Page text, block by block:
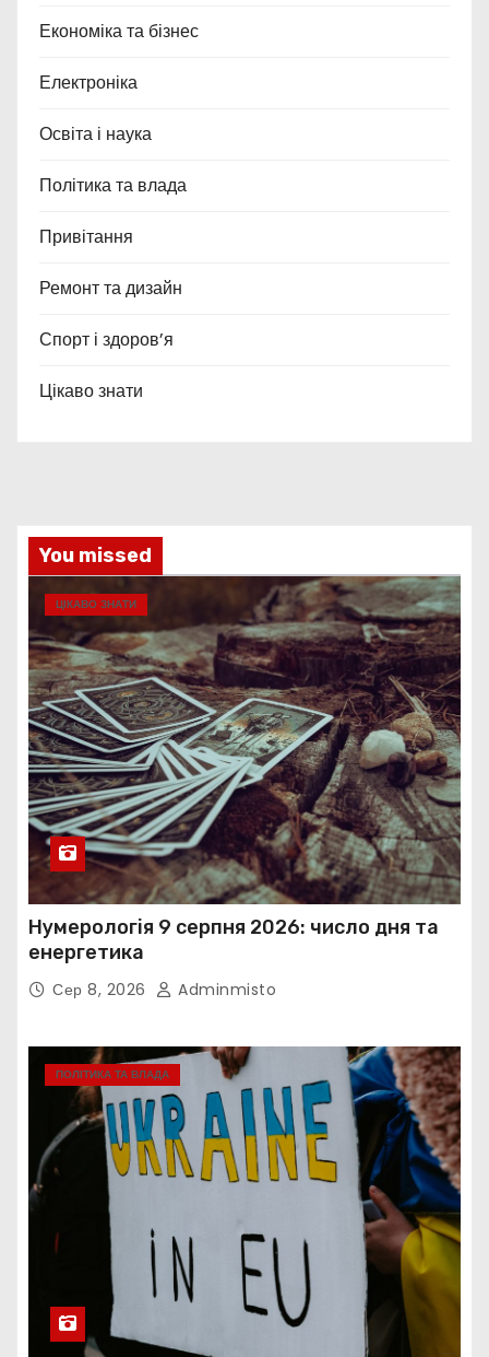
Економіка та бізнес
Електроніка
Освіта і наука
Політика та влада
Привітання
Ремонт та дизайн
Спорт і здоров’я
Цікаво знати
You missed
ЦІКАВО ЗНАТИ
Нумерологія 9 серпня 2026: число дня та
енергетика
Сер 8, 2026 Adminmisto
ПОЛІТИКА ТА ВЛАДА